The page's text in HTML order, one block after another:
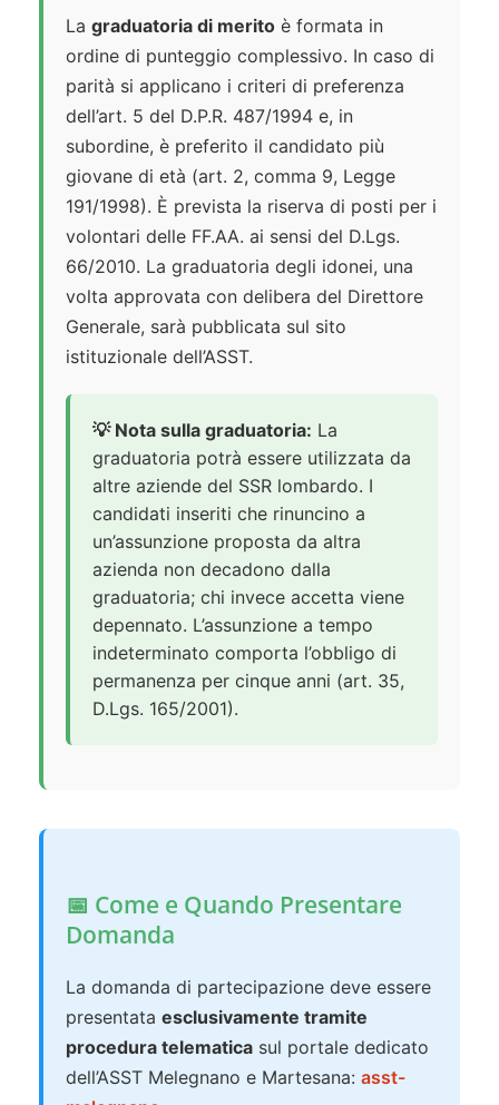
La graduatoria di merito è formata in
ordine di punteggio complessivo. In caso di
parità si applicano i criteri di preferenza
dell’art. 5 del D.P.R. 487/1994 e, in
subordine, è preferito il candidato più
giovane di età (art. 2, comma 9, Legge
191/1998). È prevista la riserva di posti per i
volontari delle FF.AA. ai sensi del D.Lgs.
66/2010. La graduatoria degli idonei, una
volta approvata con delibera del Direttore
Generale, sarà pubblicata sul sito
istituzionale dell’ASST.
💡 Nota sulla graduatoria: La
graduatoria potrà essere utilizzata da
altre aziende del SSR lombardo. I
candidati inseriti che rinuncino a
un’assunzione proposta da altra
azienda non decadono dalla
graduatoria; chi invece accetta viene
depennato. L’assunzione a tempo
indeterminato comporta l’obbligo di
permanenza per cinque anni (art. 35,
D.Lgs. 165/2001).
📅 Come e Quando Presentare
Domanda
La domanda di partecipazione deve essere
presentata esclusivamente tramite
procedura telematica sul portale dedicato
dell’ASST Melegnano e Martesana: asst-